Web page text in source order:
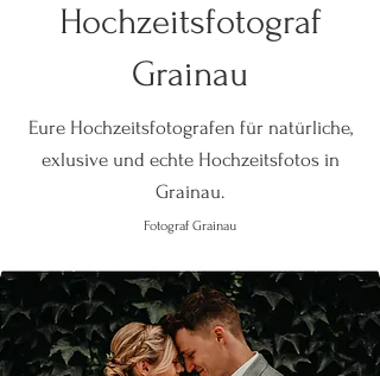
Hochzeitsfotograf
Grainau
Eure Hochzeitsfotografen für natürliche,
exlusive und echte Hochzeitsfotos in
Grainau.
Fotograf Grainau